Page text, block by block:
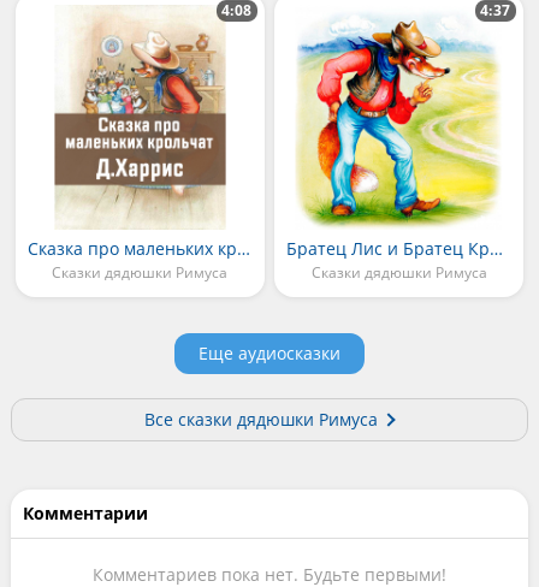
Сказка про маленьких крольчат
Сказки дядюшки Римуса
4:08
Братец Лис и Братец Кролик
Сказки дядюшки Римуса
4:37
Еще аудиосказки
Все сказки дядюшки Римуса
Комментарии
Комментариев пока нет. Будьте первыми!